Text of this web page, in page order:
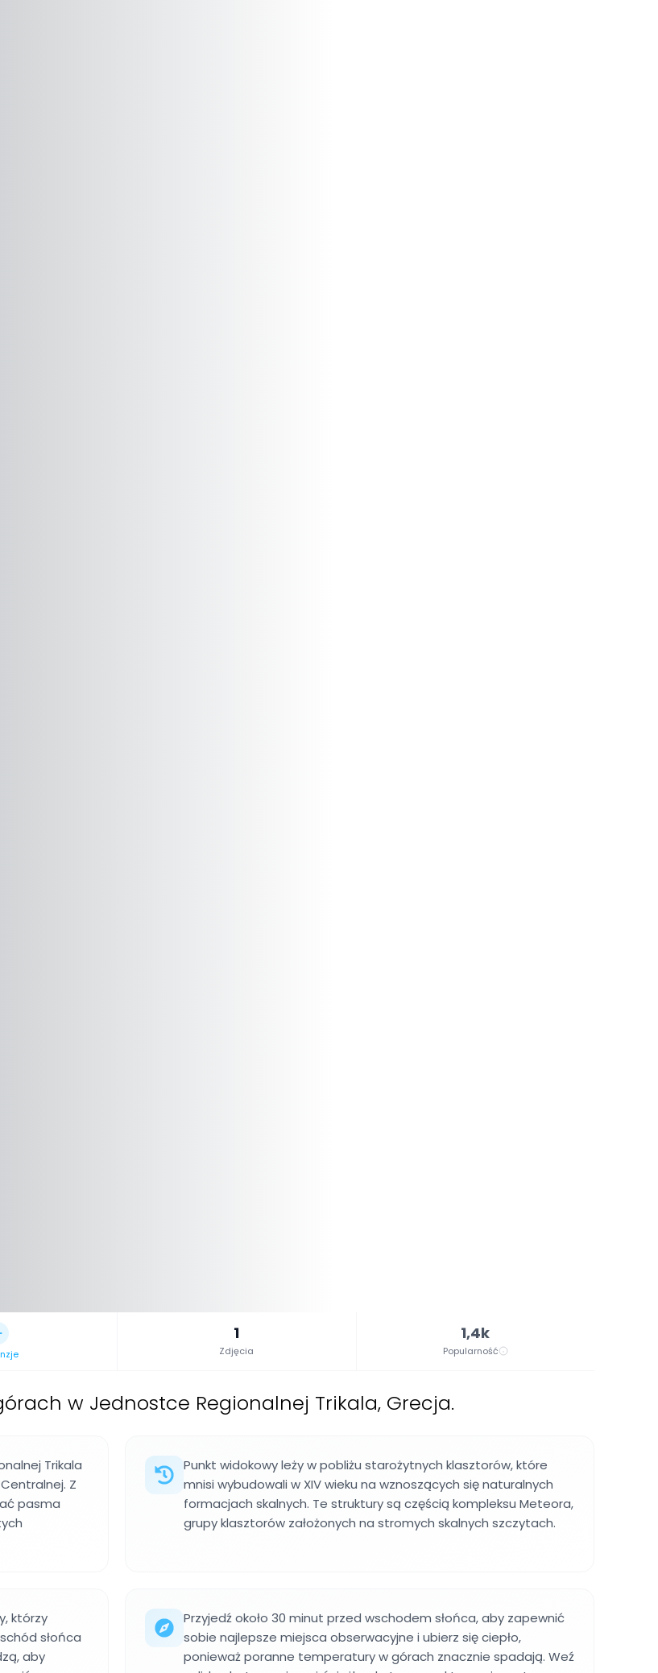
1
Zdjęcia
1,4k
Popularność
w Jednostce Regionalnej Trikala, Grecja.
Trikala
Z
pasma
Punkt widokowy leży w pobliżu starożytnych klasztorów, które
mnisi wybudowali w XIV wieku na wznoszących się naturalnych
formacjach skalnych. Te struktury są częścią kompleksu Meteora,
grupy klasztorów założonych na stromych skalnych szczytach.
którzy
słońca
aby
Przyjedź około 30 minut przed wschodem słońca, aby zapewnić
sobie najlepsze miejsca obserwacyjne i ubierz się ciepło,
ponieważ poranne temperatury w górach znacznie spadają. Weź